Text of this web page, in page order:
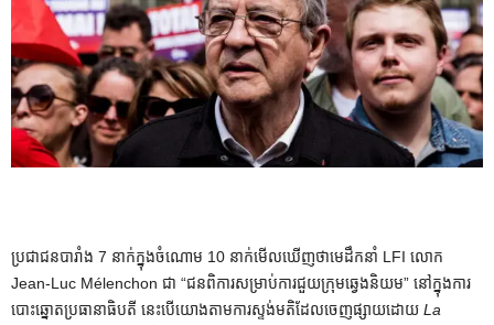
ប្រជាជនបារាំង 7 នាក់ក្នុងចំណោម 10 នាក់មើលឃើញថាមេដឹកនាំ LFI លោក
Jean-Luc Mélenchon ជា “ជនពិការសម្រាប់ការជួយក្រុមឆ្វេងនិយម” នៅក្នុងការ
បោះឆ្នោតប្រធានាធិបតី នេះបើយោងតាមការស្ទង់មតិដែលចេញផ្សាយដោយ La